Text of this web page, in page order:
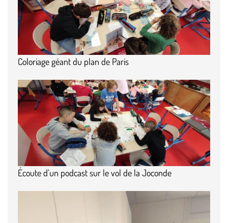
Coloriage géant du plan de Paris
Écoute d’un podcast sur le vol de la Joconde